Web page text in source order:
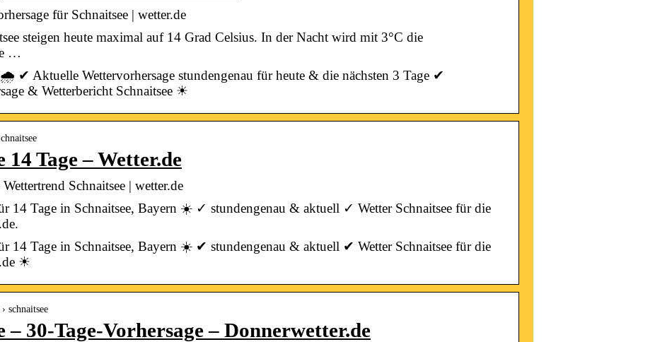
für Schnaitsee | wetter.de
steigen heute maximal auf 14 Grad Celsius. In der Nacht wird mit 3°C die
…
🌧️ ✔ Aktuelle Wettervorhersage stundengenau für heute & die nächsten 3 Tage ✔
& Wetterbericht Schnaitsee ☀
14 Tage – Wetter.de
Schnaitsee | wetter.de
14 Tage in Schnaitsee, Bayern ☀️ ✓ stundengenau & aktuell ✓ Wetter Schnaitsee für die
14 Tage in Schnaitsee, Bayern ☀️ ✔ stundengenau & aktuell ✔ Wetter Schnaitsee für die
☀
schnaitsee
– 30-Tage-Vorhersage – Donnerwetter.de